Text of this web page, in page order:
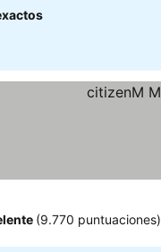
(9.770 puntuaciones)